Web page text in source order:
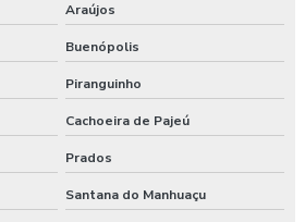
Araújos
Buenópolis
Piranguinho
Cachoeira de Pajeú
Prados
Santana do Manhuaçu